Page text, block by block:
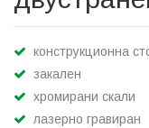
конструкционна
закален
хромирани скали
лазерно гравиран